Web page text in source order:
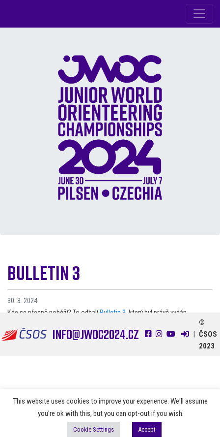
Bulletin 3
30. 3. 2024
Kde se přesně poběží? To odhalíBulletin 3 , který byl právě vydán.
info@jwoc2024.cz
©
ČSOS
2023
This website uses cookies to improve your experience. We'll assume
you're ok with this, but you can opt-out if you wish.
Cookie Settings Accept